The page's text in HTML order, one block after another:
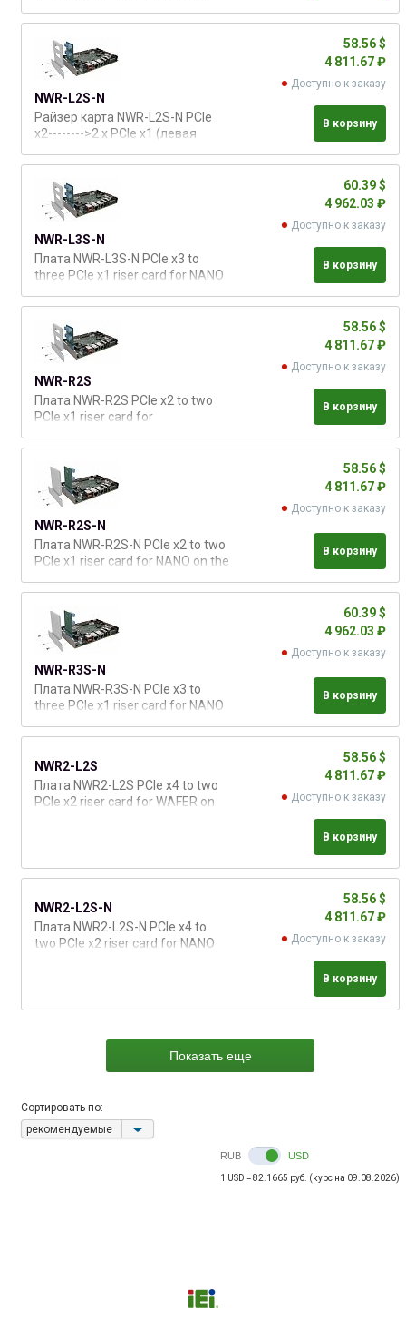
Pico)
NWR-L2S-N
Райзер карта NWR-L2S-N PCIe
x2-------->2 x PCIe x1 (левая
PICO)
58.56 $
4 811.67 ₽
Доступно к заказу
В корзину
NWR-L3S-N
Плата NWR-L3S-N PCIe x3 to
three PCIe x1 riser card for NANO
60.39 $
4 962.03 ₽
Доступно к заказу
В корзину
NWR-R2S
Плата NWR-R2S PCIe x2 to two
PCIe x1 riser card for
58.56 $
4 811.67 ₽
Доступно к заказу
В корзину
NWR-R2S-N
Плата NWR-R2S-N PCIe x2 to two
PCIe x1 riser card for NANO on the
58.56 $
4 811.67 ₽
Доступно к заказу
В корзину
NWR-R3S-N
Плата NWR-R3S-N PCIe x3 to
three PCIe x1 riser card for NANO
60.39 $
4 962.03 ₽
Доступно к заказу
В корзину
NWR2-L2S
Плата NWR2-L2S PCIe x4 to two
PCIe x2 riser card for WAFER on
58.56 $
4 811.67 ₽
Доступно к заказу
В корзину
NWR2-L2S-N
Плата NWR2-L2S-N PCIe x4 to
two PCIe x2 riser card for NANO
58.56 $
4 811.67 ₽
Доступно к заказу
В корзину
Показать еще
Сортировать по:
рекомендуемые
RUB USD
1 USD = 82.1665 руб. (курс на 09.08.2026)